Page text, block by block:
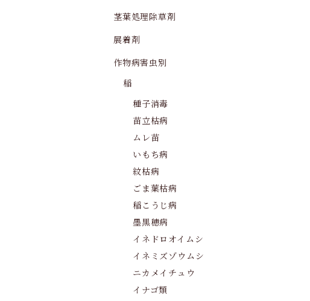
茎葉処理除草剤
展着剤
作物病害虫別
稲
種子消毒
苗立枯病
ムレ苗
いもち病
紋枯病
ごま葉枯病
稲こうじ病
墨黒穂病
イネドロオイムシ
イネミズゾウムシ
ニカメイチュウ
イナゴ類